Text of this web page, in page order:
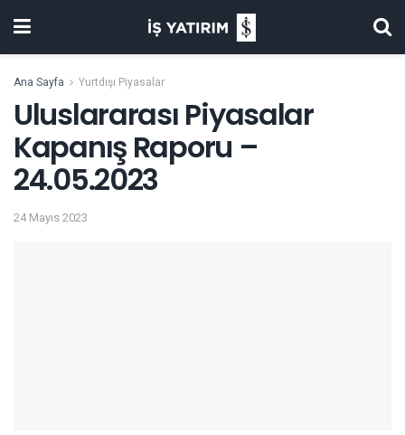
Ana Sayfa Yurtdışı Piyasalar
Uluslararası Piyasalar
Kapanış Raporu –
24.05.2023
24 Mayıs 2023